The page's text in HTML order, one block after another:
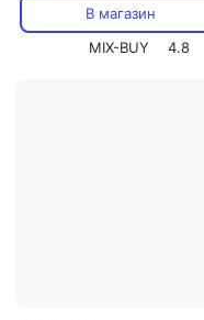
В магазин
MIX-BUY
4.8